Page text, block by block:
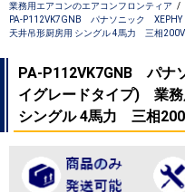
業務用エアコンのエアコンフロンティア
PA-P112VK7GNB パナソニック
天井吊形厨房用 シングル 4馬力 三相
PA-P112VK7GNB パナ
イグレードタイプ) 業
シングル 4馬力 三相